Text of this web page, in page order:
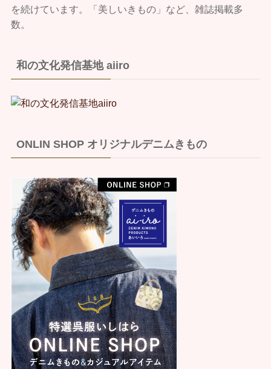
を続けています。「美しいきもの」など、雑誌掲載多
数。
和の文化発信基地 aiiro
ONLIN SHOP オリジナルデニムきもの